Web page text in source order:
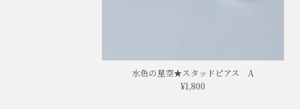
水色の星空★スタッドピアス A
¥1,800